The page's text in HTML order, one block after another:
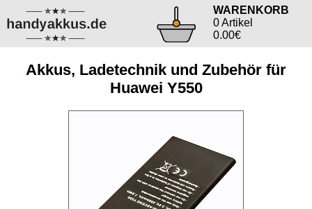
WARENKORB
0 Artikel
0.00€
Akkus, Ladetechnik und Zubehör für
Huawei Y550